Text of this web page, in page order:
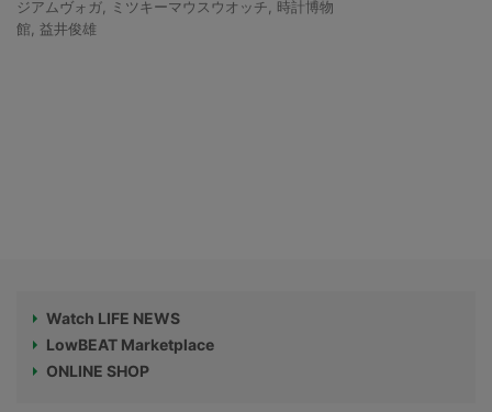
ジアムヴォガ
ミツキーマウスウオッチ
時計博物
館 益井俊雄
Watch LIFE NEWS
LowBEAT Marketplace
ONLINE SHOP